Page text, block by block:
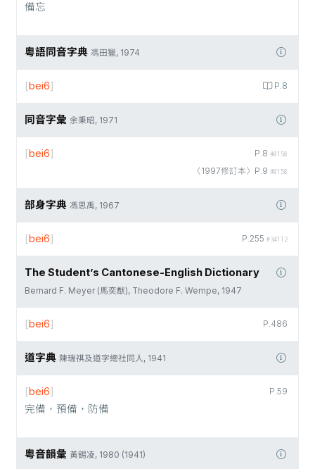
備忘
粵語同音字典 馮田獵, 1974
P.8
[bei6]
同音字彙 余秉昭, 1971
P.8 #0158
〈1997修訂本〉P.9 #0158
[bei6]
部身字典 馮思禹, 1967
P.255 #34112
[bei6]
The Student’s Cantonese-English Dictionary
Bernard F. Meyer (馬奕猷), Theodore F. Wempe, 1947
P.486
[bei6]
道字典 陳瑞祺及道字總社同人, 1941
P.59
[bei6]
完備，預備，防備
粵音韻彙 黃錫凌, 1980 (1941)